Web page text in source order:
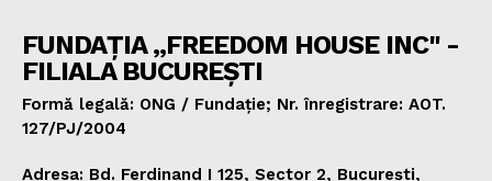
FUNDAȚIA „FREEDOM HOUSE INC" -
FILIALA BUCUREȘTI
Formă legală: ONG / Fundație; Nr. înregistrare: AOT.
127/PJ/2004
Adresa: Bd. Ferdinand I 125, Sector 2, București,